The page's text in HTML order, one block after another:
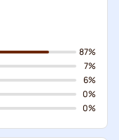
87%
7%
6%
0%
0%